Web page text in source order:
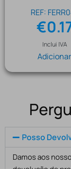
REF:
€
Inclui IVA
Adicionar
Posso
Damos aos